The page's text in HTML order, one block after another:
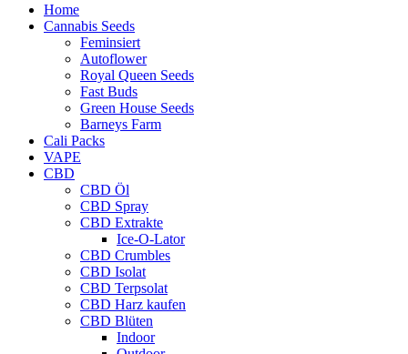
Home
Cannabis Seeds
Feminsiert
Autoflower
Royal Queen Seeds
Fast Buds
Green House Seeds
Barneys Farm
Cali Packs
VAPE
CBD
CBD Öl
CBD Spray
CBD Extrakte
Ice-O-Lator
CBD Crumbles
CBD Isolat
CBD Terpsolat
CBD Harz kaufen
CBD Blüten
Indoor